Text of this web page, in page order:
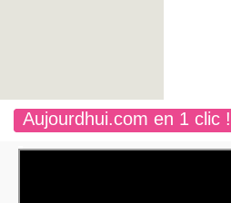
Aujourdhui.com en 1 clic !